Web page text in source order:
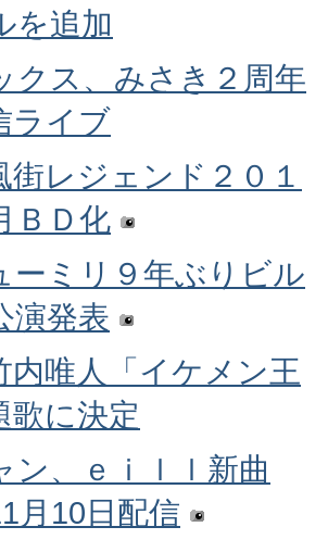
を追加
クス、みさき２周年
ライブ
街レジェンド２０１
ＢＤ化
ーミリ９年ぶりビル
演発表
内唯人「イケメン王
歌に決定
ン、ｅｉｌｌ新曲
月10日配信